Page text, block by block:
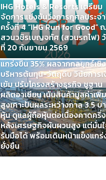
IHG Hotels & Resorts เตรียม
จัดการแข่งขันวิ่งการกุศลประจ
ครั้งที่ 4 “IHG Run for Good”
สวนวชิรเบญจทัศ (สวนรถไฟ)
ที่ 20 กันยายน 2569
ผลประกอบการเอสซีจีครึ่งปีแรก
2569 Adjusted Cash EBITDA
แกร่งขึ้น 35% ผลจากกลยุทธ์เชิ
บริหารต้นทุน-วัตถุดิบ วินัยการเ
เข้ม ปรับโครงสร้างธุรกิจ ชูฐาน
ผลิตอาเซียน เน้นสินค้ามูลค่าเพิ่ม
สูงเคาะปันผลระหว่างกาล 3.5 บ
หุ้น ดูแลผู้ถือหุ้นต่อเนื่องคาดครึ่
หลังเศรษฐกิจผันผวนสูง แต่มั่น
รับมือได้ พร้อมเดินหน้าแข็งแกร่
ยั่งยืน